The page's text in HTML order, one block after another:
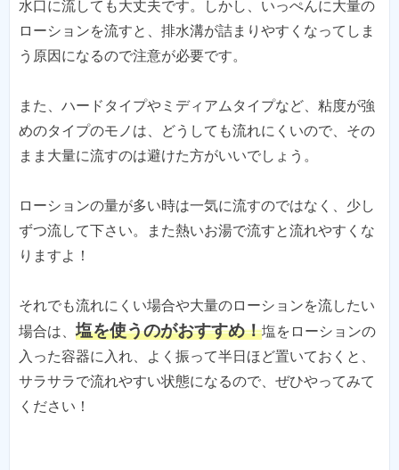
水口に流しても大丈夫です。しかし、いっぺんに大量の
ローションを流すと、排水溝が詰まりやすくなってしま
う原因になるので注意が必要です。
また、ハードタイプやミディアムタイプなど、粘度が強
めのタイプのモノは、どうしても流れにくいので、その
まま大量に流すのは避けた方がいいでしょう。
ローションの量が多い時は一気に流すのではなく、少し
ずつ流して下さい。また熱いお湯で流すと流れやすくな
りますよ！
それでも流れにくい場合や大量のローションを流したい
場合は、塩を使うのがおすすめ！塩をローションの
入った容器に入れ、よく振って半日ほど置いておくと、
サラサラで流れやすい状態になるので、ぜひやってみて
ください！